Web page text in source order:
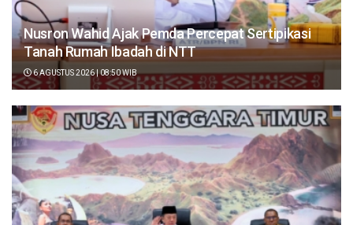
Nusron Wahid Ajak Pemda Percepat Sertipikasi
Tanah Rumah Ibadah di NTT
6 AGUSTUS 2026 | 08:50 WIB